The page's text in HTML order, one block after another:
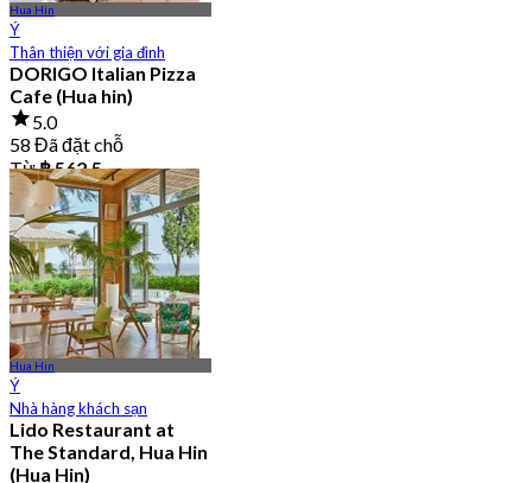
Hua Hin
Ý
Thân thiện với gia đình
DORIGO Italian Pizza
Cafe (Hua hin)
5.0
58 Đã đặt chỗ
Từ฿ 562.5
Hua Hin
Ý
Nhà hàng khách sạn
Lido Restaurant at
The Standard, Hua Hin
(Hua Hin)